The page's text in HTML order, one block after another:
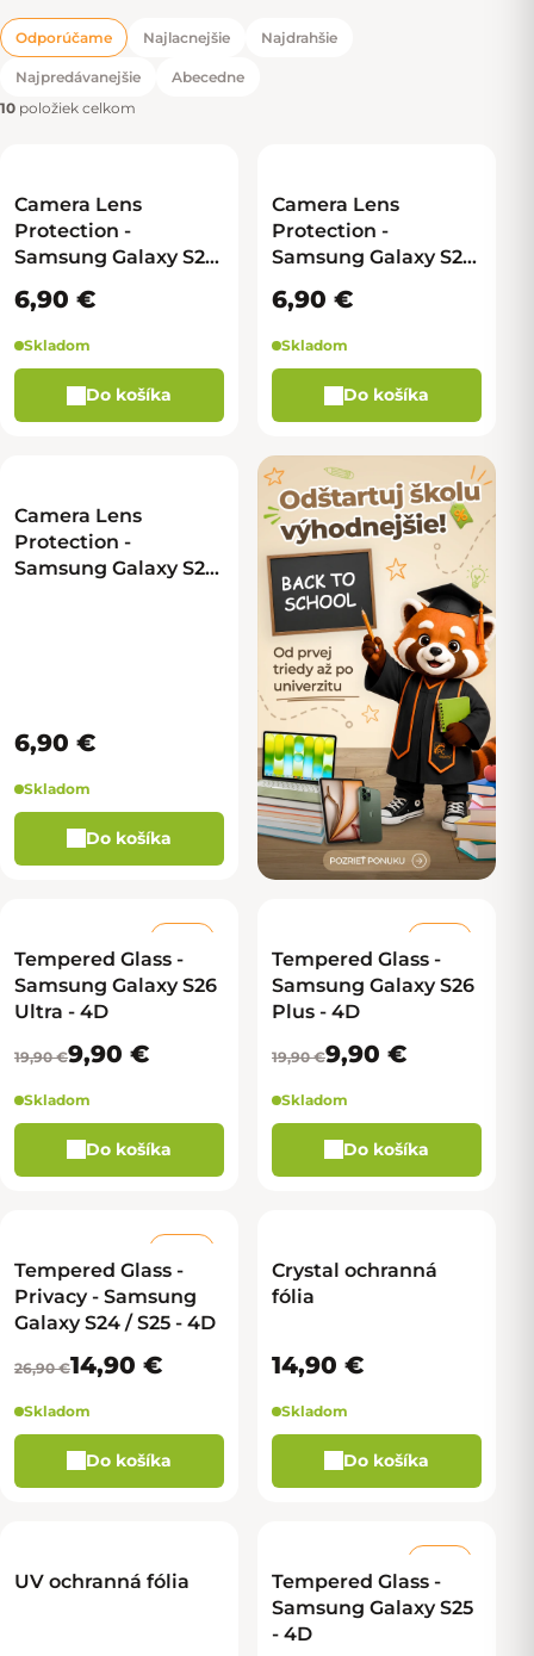
Radenie produktov
Odporúčame Najlacnejšie Najdrahšie
Najpredávanejšie
Abecedne
10 položiek celkom
Camera Lens
Protection -
Samsung Galaxy S25
6,90 €
Skladom
Do košíka
Camera Lens
Protection -
Samsung Galaxy S25
6,90 €
Skladom
Do košíka
Camera Lens
Protection -
Samsung Galaxy S25
6,90 €
Skladom
Do košíka
Tempered Glass -
Samsung Galaxy S26
Ultra - 4D
19,90 €9,90 €
Skladom
Do košíka
Tempered Glass -
Samsung Galaxy S26
Plus - 4D
19,90 €9,90 €
Skladom
Do košíka
Tempered Glass -
Privacy - Samsung
Galaxy S24 / S25 - 4D
26,90 €14,90 €
Skladom
Do košíka
Crystal ochranná
fólia
14,90 €
Skladom
Do košíka
UV ochranná fólia
Tempered Glass -
Samsung Galaxy S25
- 4D